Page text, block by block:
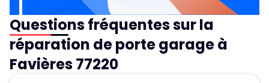
Questions fréquentes sur la
réparation de porte garage à
Favières 77220